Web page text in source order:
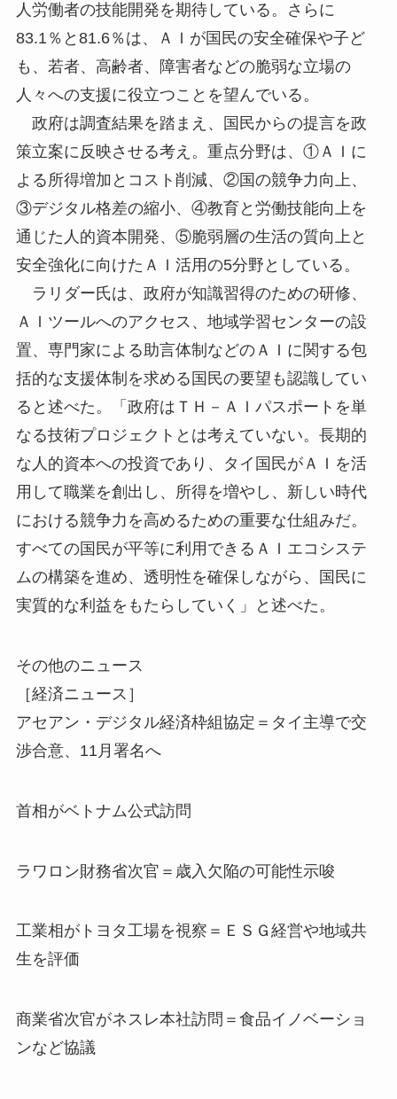
人労働者の技能開発を期待している。さらに
83.1％と81.6％は、ＡＩが国民の安全確保や子ど
も、若者、高齢者、障害者などの脆弱な立場の
人々への支援に役立つことを望んでいる。
政府は調査結果を踏まえ、国民からの提言を政
策立案に反映させる考え。重点分野は、①ＡＩに
よる所得増加とコスト削減、②国の競争力向上、
③デジタル格差の縮小、④教育と労働技能向上を
通じた人的資本開発、⑤脆弱層の生活の質向上と
安全強化に向けたＡＩ活用の5分野としている。
ラリダー氏は、政府が知識習得のための研修、
ＡＩツールへのアクセス、地域学習センターの設
置、専門家による助言体制などのＡＩに関する包
括的な支援体制を求める国民の要望も認識してい
ると述べた。「政府はＴＨ－ＡＩパスポートを単
なる技術プロジェクトとは考えていない。長期的
な人的資本への投資であり、タイ国民がＡＩを活
用して職業を創出し、所得を増やし、新しい時代
における競争力を高めるための重要な仕組みだ。
すべての国民が平等に利用できるＡＩエコシステ
ムの構築を進め、透明性を確保しながら、国民に
実質的な利益をもたらしていく」と述べた。
その他のニュース
［経済ニュース］
アセアン・デジタル経済枠組協定＝タイ主導で交
渉合意、11月署名へ
首相がベトナム公式訪問
ラワロン財務省次官＝歳入欠陥の可能性示唆
工業相がトヨタ工場を視察＝ＥＳＧ経営や地域共
生を評価
商業省次官がネスレ本社訪問＝食品イノベーショ
ンなど協議